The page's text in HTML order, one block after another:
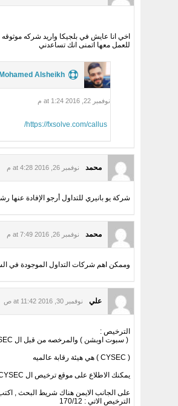
اخي انا عايش في بلجيكا واريد شركه
للعمل معها اتمنى انك تساعدني
Mohamed Alsheikh
نوفمبر 22, 2016 at 1:24 م
https://fxsolve.com/callus/
محمد نوفمبر 26, 2016 at 4:28 م
شركة يو بانيري للتداول أرجو الإفادة عنها
محمد نوفمبر 26, 2016 at 7:49 م
وممكن اهم شركات التداول الموجودة في
علي نوفمبر 30, 2016 at 11:42 ص
الترخيص :
( سبوت اوبشن ) والمرخصه من قبل ال CYSEC
( CYSEC ) هي هيئة رقابة عالميه
يمكنك الاطلاع على موقع ترخيص ال CYSEC
على الجانب الايمن هناك شريط البحث ,
الترخيص الاتي : 170/12